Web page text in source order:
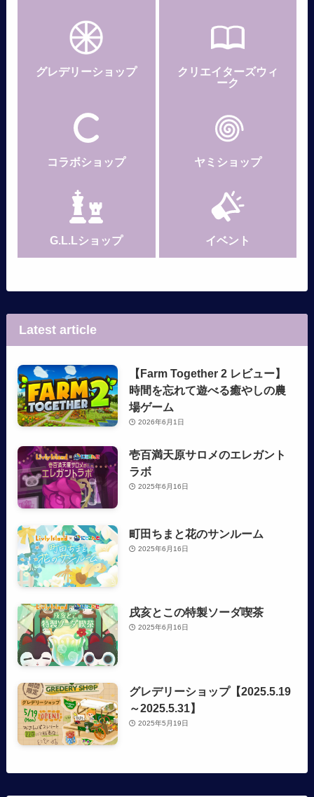
グレデリーショップ
クリエイターズウィ
ーク
コラボショップ ヤミショップ
G.L.Lショップ イベント
Latest article
【Farm Together 2 レビュー】
時間を忘れて遊べる癒やしの農
場ゲーム
2026年6月1日
壱百満天原サロメのエレガント
ラボ
2025年6月16日
町田ちまと花のサンルーム
2025年6月16日
戌亥とこの特製ソーダ喫茶
2025年6月16日
グレデリーショップ【2025.5.19
～2025.5.31】
2025年5月19日